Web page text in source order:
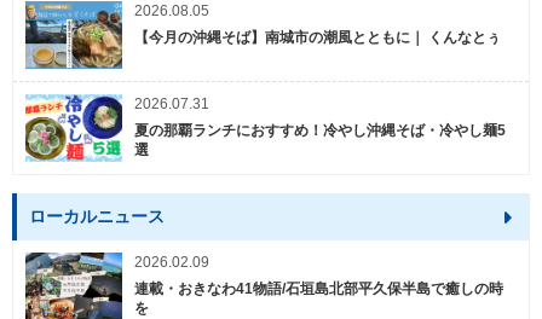
2026.08.05
【今月の沖縄そば】南城市の潮風とともに｜ くんなとぅ
2026.07.31
夏の那覇ランチにおすすめ！冷やし沖縄そば・冷やし麺5
選
ローカルニュース
2026.02.09
連載・おきなわ41物語/石垣島北部平久保半島で癒しの時
を